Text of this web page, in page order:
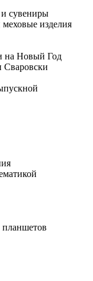
и сувениры
изделия
на Новый Год
Сваровски